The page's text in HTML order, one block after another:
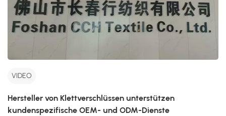
VIDEO
Hersteller von Klettverschlüssen unterstützen
kundenspezifische OEM- und ODM-Dienste